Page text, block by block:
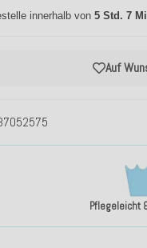
Pflegeleicht
Auf
innerhalb von 5 Std. 7